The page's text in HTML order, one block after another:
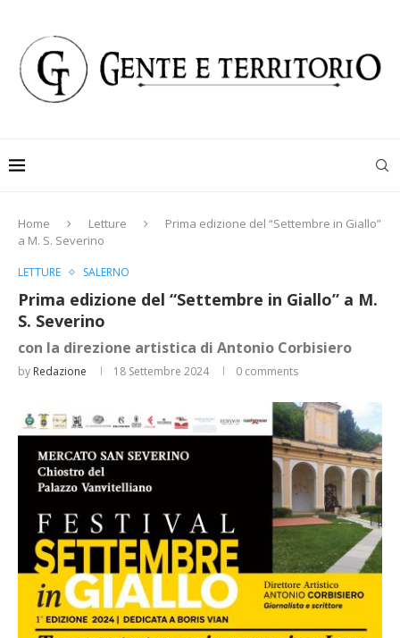
Home Letture
Prima edizione del “Settembre in Giallo”
a M. S. Severino
LETTURE SALERNO
Prima edizione del “Settembre in Giallo” a M.
S. Severino
con la direzione artistica di Antonio Corbisiero
by Redazione 18 Settembre 2024 0 comments